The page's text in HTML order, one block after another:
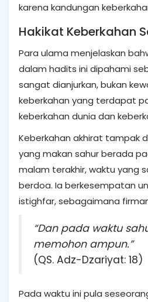
karena kandungan
Hakikat Keberkahan
Para ulama menjelaskan
dalam hadits ini dipahami
sangat dianjurkan, bukan
keberkahan yang terdapat
keberkahan dunia dan
Keberkahan akhirat tampak
yang makan sahur berada
malam terakhir, waktu yang
berdoa. Ia berkesempatan
istighfar, sebagaimana firman
“Dan pada waktu
memohon ampun.”
(QS. Adz-Dzariyat: 18)
Pada waktu ini pula